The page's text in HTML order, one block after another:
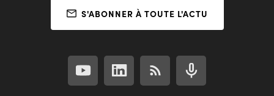
S'ABONNER À TOUTE L'ACTU